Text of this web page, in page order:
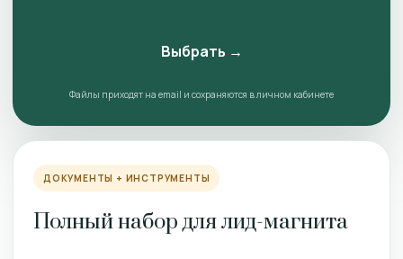
Выбрать →
Файлы приходят на email и сохраняются в личном кабинете
ДОКУМЕНТЫ + ИНСТРУМЕНТЫ
Полный набор для лид-магнита